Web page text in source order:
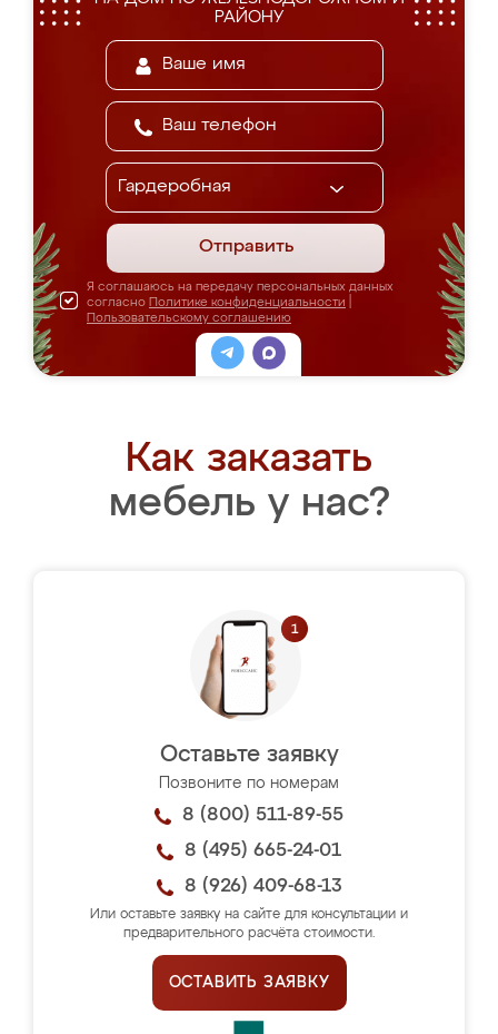
РАЙОНУ
Отправить
Я соглашаюсь на передачу персональных данных
согласно Политике конфиденциальности
Пользовательскому соглашению
Как заказать
мебель у нас?
Оставьте заявку
Позвоните по номерам
8 (800) 511-89-55
8 (495) 665-24-01
8 (926) 409-68-13
Или оставьте заявку на сайте для консультации и
предварительного расчёта стоимости.
ОСТАВИТЬ ЗАЯВКУ